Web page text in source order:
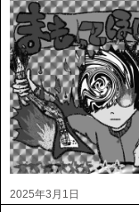
2025年3月1日